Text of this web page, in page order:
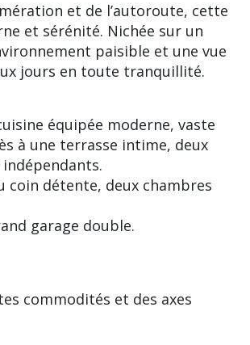
et de l’autoroute, cette
et sérénité. Nichée sur un
paisible et une vue
jours en toute tranquillité.
équipée moderne, vaste
à une terrasse intime, deux
coin détente, deux chambres
garage double.
commodités et des axes